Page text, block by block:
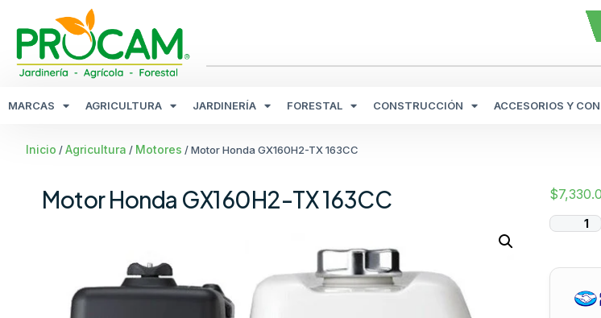
MARCAS AGRICULTURA JARDINERÍA FORESTAL CONSTRUCCIÓN ACCESORIOS Y
Inicio /Agricultura / Motores / Motor Honda GX160H2-TX 163CC
Motor Honda GX160H2-TX 163CC $